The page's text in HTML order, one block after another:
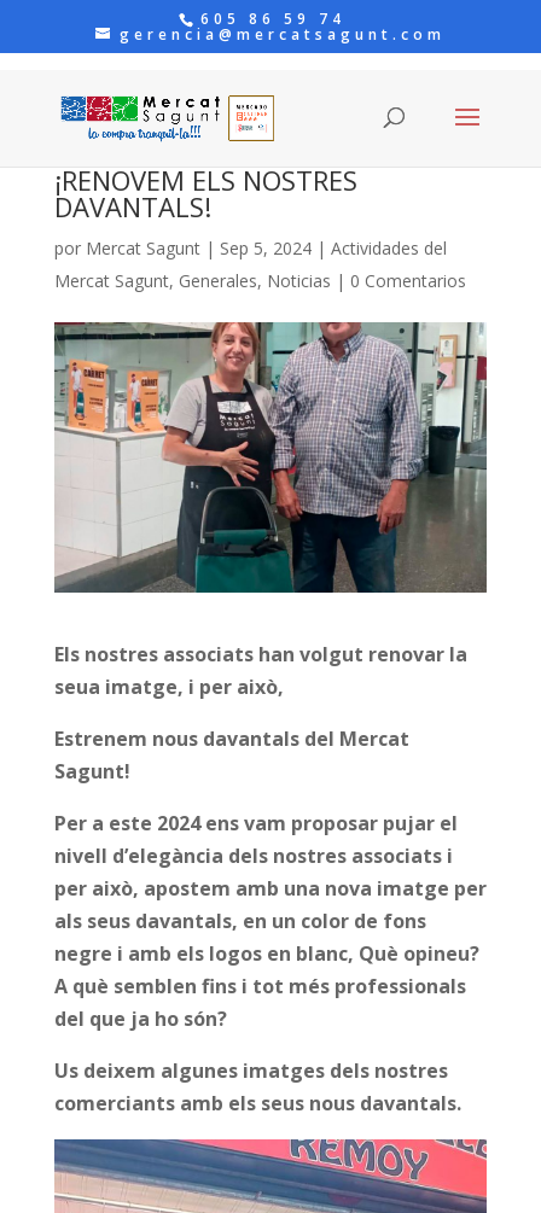
605 86 59 74
gerencia@mercatsagunt.com
¡RENOVEM ELS NOSTRES
DAVANTALS!
por Mercat Sagunt| Sep 5, 2024| Actividades del
Mercat Sagunt, Generales, Noticias | 0 Comentarios
Els nostres associats han volgut renovar la
seua imatge, i per això,
Estrenem nous davantals del Mercat
Sagunt!
Per a este 2024 ens vam proposar pujar el
nivell d’elegància dels nostres associats i
per això, apostem amb una nova imatge per
als seus davantals, en un color de fons
negre i amb els logos en blanc, Què opineu?
A què semblen fins i tot més professionals
del que ja ho són?
Us deixem algunes imatges dels nostres
comerciants amb els seus nous davantals.